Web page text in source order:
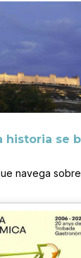
historia se
navega